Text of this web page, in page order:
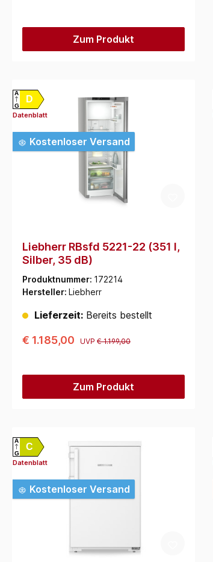
Zum Produkt
D
A
G
Datenblatt
Kostenloser Versand
Liebherr RBsfd 5221-22 (351 l,
Silber, 35 dB)
Produktnummer: 172214
Hersteller: Liebherr
Lieferzeit: Bereits bestellt
€ 1.185,00 UVP € 1.199,00
Zum Produkt
C
A
G
Datenblatt
Kostenloser Versand